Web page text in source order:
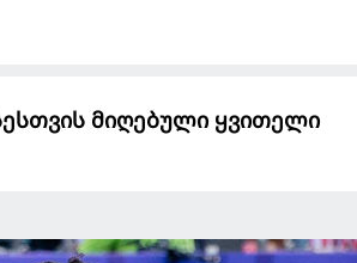
მიღებული ყვითელი